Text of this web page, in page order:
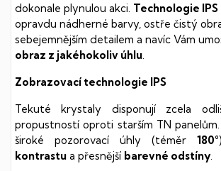
dokonale plynulou akci. Technologie
opravdu nádherné barvy, ostře čistý
sebejemnějším detailem a navíc Vám
obraz z jakéhokoliv úhlu
Zobrazovací technologie IPS
Tekuté krystaly disponují zcela
propustností oproti starším TN
široké pozorovací úhly (téměr 180°
kontrastu a přesnější barevné odstíny